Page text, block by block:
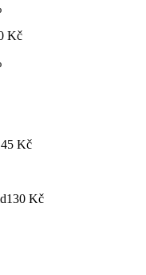
Kč
Kč
130 Kč